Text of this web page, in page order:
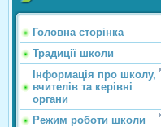
Головна сторінка
Традиції школи
Інформація про школу,
вчителів та керівні
органи
Режим роботи школи